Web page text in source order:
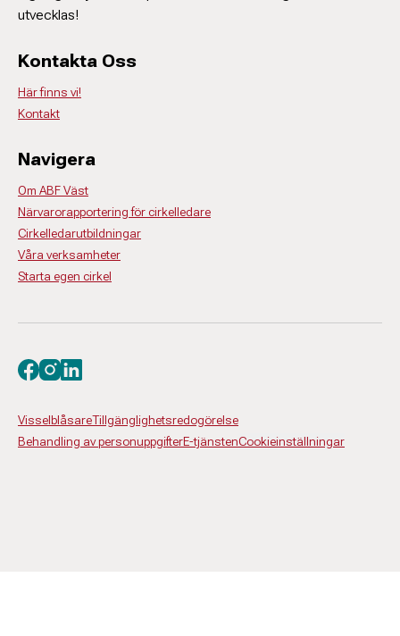
utvecklas!
Kontakta Oss
Här finns vi!
Kontakt
Navigera
Om ABF Väst
Närvarorapportering för cirkelledare
Cirkelledarutbildningar
Våra verksamheter
Starta egen cirkel
VisselblåsareTillgänglighetsredogörelse
Behandling av personuppgifterE-tjänstenCookieinställningar
Besök oss på facebook
Besök oss på instagram
Besök oss på linkedin